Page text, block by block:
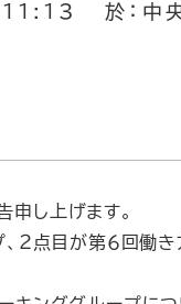
於：中央
申し上げます。
２点目が第６回働